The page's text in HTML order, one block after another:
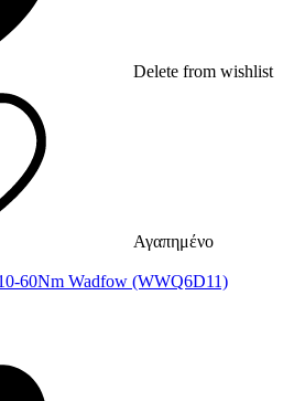
Delete from wishlist
Αγαπημένο
60Nm Wadfow (WWQ6D11)